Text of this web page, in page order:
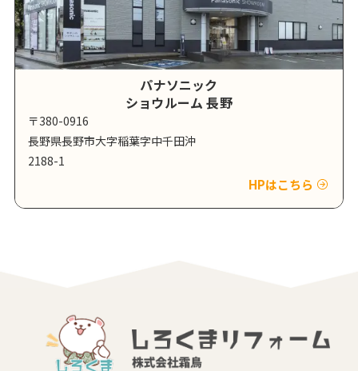
パナソニック
ショウルーム 長野
〒380-0916
長野県長野市大字稲葉字中千田沖
2188-1
HPはこちら